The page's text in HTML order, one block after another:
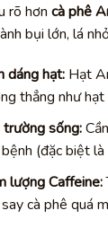
rõ hơn cà phê
bụi lớn, lá
dáng hạt:Hạt
thẳng như
trường sống:
(đặc biệt
lượng Caffeine:
cà phê quá